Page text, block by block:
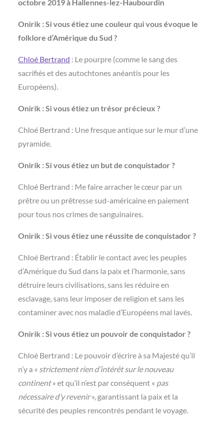
octobre 2019 à Hallennes-lez-Haubourdin
Onirik : Si vous étiez une couleur qui vous évoque le
folklore d’Amérique du Sud ?
Chloé Bertrand : Le pourpre (comme le sang des
sacrifiés et des autochtones anéantis pour les
Européens).
Onirik : Si vous étiez un trésor précieux ?
Chloé Bertrand : Une fresque antique sur le mur d’une
pyramide.
Onirik : Si vous étiez un but de conquistador ?
Chloé Bertrand : Me faire arracher le cœur par un
prêtre ou un prêtresse sud-américaine en paiement
pour tous nos crimes de sanguinaires.
Onirik : Si vous étiez une réussite de conquistador ?
Chloé Bertrand : Établir le contact avec les peuples
d’Amérique du Sud dans la paix et l’harmonie, sans
détruire leurs civilisations, sans les réduire en
esclavage, sans leur imposer de religion et sans les
contaminer avec nos maladie d’Européens mal lavés.
Onirik : Si vous étiez un pouvoir de conquistador ?
Chloé Bertrand : Le pouvoir d’écrire à sa Majesté qu’il
n’y a « strictement riend’intérêt sur le nouveau
continent» et qu’il n’est par conséquent « pas
nécessaire d’y revenir», garantissant la paix et la
sécurité des peuples rencontrés pendant le voyage.